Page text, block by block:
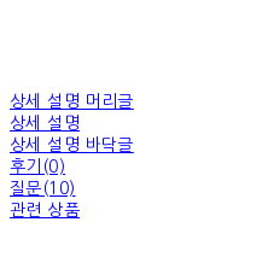
상세 설명 머리글
상세 설명
상세 설명 바닥글
후기(0)
질문(10)
관련 상품